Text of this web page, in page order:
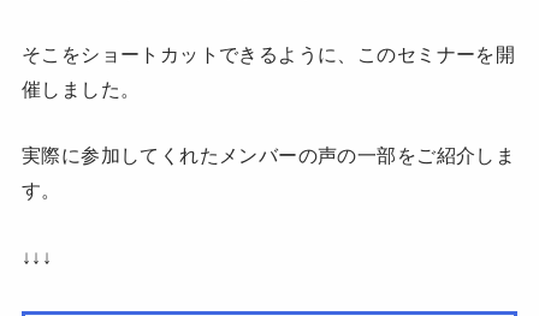
そこをショートカットできるように、このセミナーを開
催しました。
実際に参加してくれたメンバーの声の一部をご紹介しま
す。
↓↓↓